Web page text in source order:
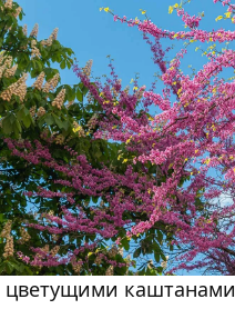
цветущими каштанами